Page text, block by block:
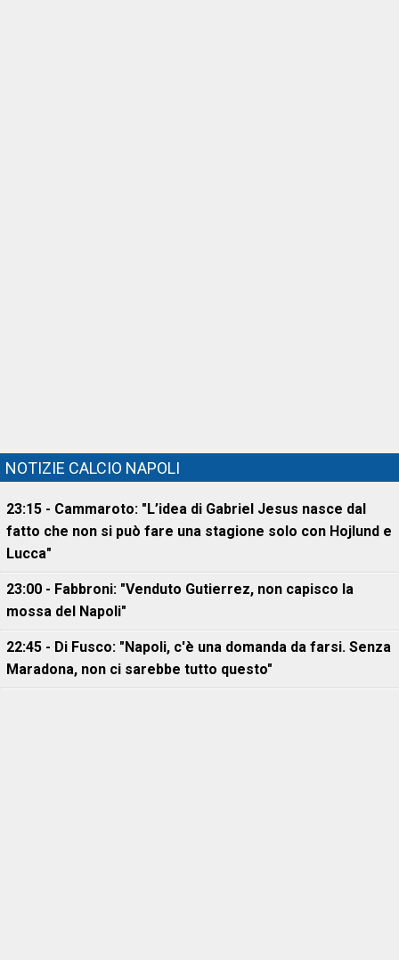
NOTIZIE CALCIO NAPOLI
23:15 - Cammaroto: "L’idea di Gabriel Jesus nasce dal
fatto che non si può fare una stagione solo con Hojlund e
Lucca"
23:00 - Fabbroni: "Venduto Gutierrez, non capisco la
mossa del Napoli"
22:45 - Di Fusco: "Napoli, c'è una domanda da farsi. Senza
Maradona, non ci sarebbe tutto questo"